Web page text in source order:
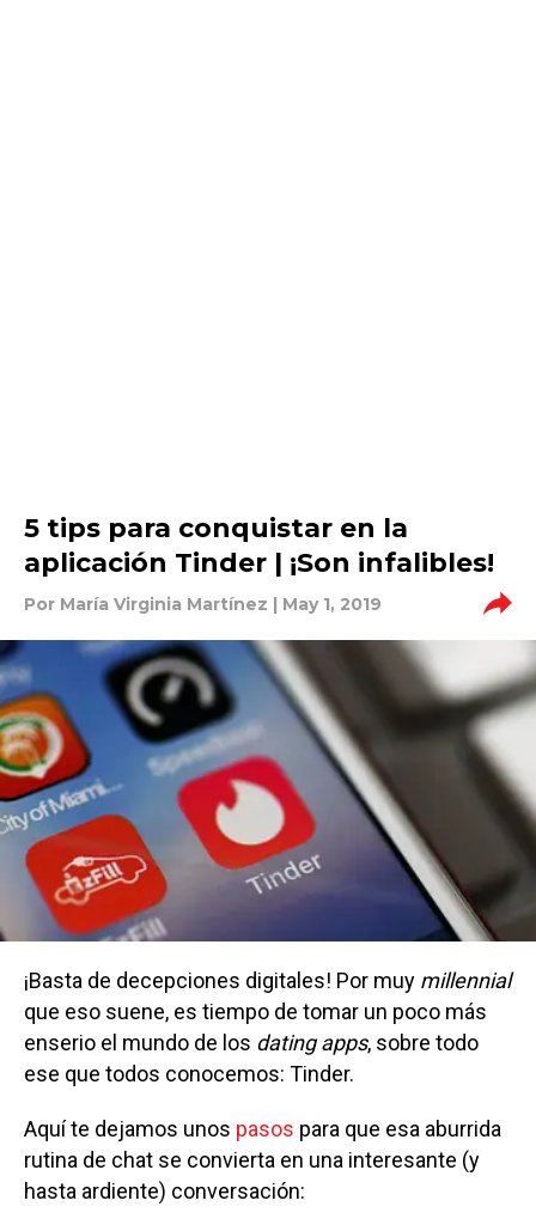
5 tips para conquistar en la
aplicación Tinder | ¡Son infalibles!
Por María Virginia Martínez | May 1, 2019
¡Basta de decepciones digitales! Por muy millennial
que eso suene, es tiempo de tomar un poco más
enserio el mundo de los dating apps, sobre todo
ese que todos conocemos: Tinder.
Aquí te dejamos unos pasos para que esa aburrida
rutina de chat se convierta en una interesante (y
hasta ardiente) conversación: